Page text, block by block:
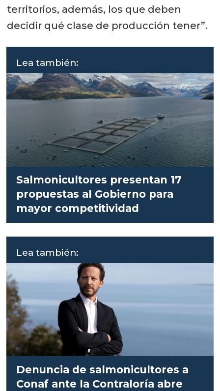
territorios, además, los que deben
decidir qué clase de producción tener”.
Lea también:
Salmonicultores presentan 17
propuestas al Gobierno para
mayor competitividad
Lea también:
Denuncia de salmonicultores a
Conaf ante la Contraloría abre